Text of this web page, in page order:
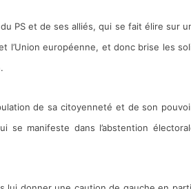
PS et de ses alliés, qui se fait élire sur
l’Union européenne, et donc brise les
de sa citoyenneté et de son
se manifeste dans l’abstention